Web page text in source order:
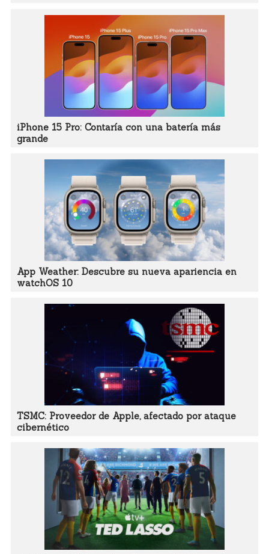
iPhone 15 Pro: Contaría con una batería más
grande
App Weather: Descubre su nueva apariencia en
watchOS 10
TSMC: Proveedor de Apple, afectado por ataque
cibernético